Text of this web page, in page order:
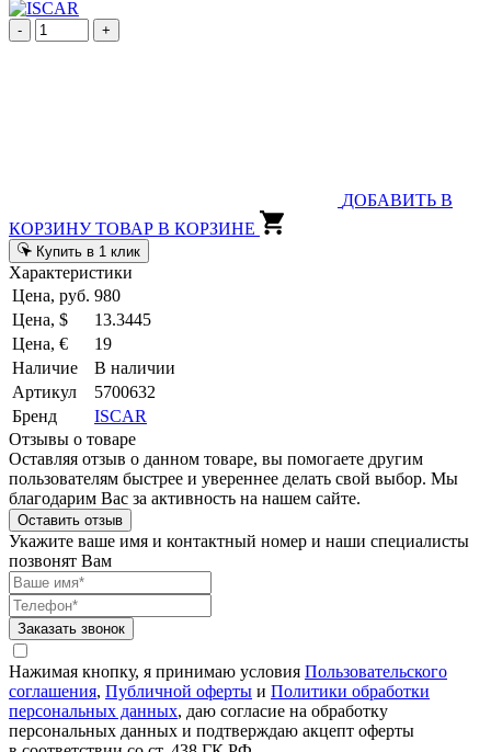
- +
ДОБАВИТЬ В
КОРЗИНУ ТОВАР В КОРЗИНЕ
Купить в 1 клик
Характеристики
Цена, руб. 980
Цена, $
13.3445
Цена, €
19
Наличие
В наличии
Артикул
5700632
Бренд
ISCAR
Отзывы о товаре
Оставляя отзыв о данном товаре, вы помогаете другим
пользователям быстрее и увереннее делать свой выбор. Мы
благодарим Вас за активность на нашем сайте.
Оставить отзыв
Укажите ваше имя и контактный номер и наши специалисты
позвонят Вам
Заказать звонок
Нажимая кнопку, я принимаю условия Пользовательского
соглашения, Публичной оферты и Политики обработки
персональных данных, даю согласие на обработку
персональных данных и подтверждаю акцепт оферты